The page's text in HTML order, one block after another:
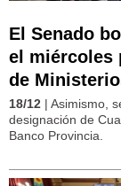
El Senado
el miércoles
de
18/12 | Asimismo,
designación de
Banco Provincia.